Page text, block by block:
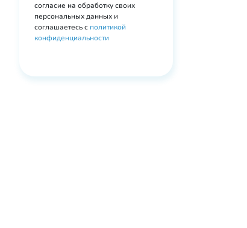
согласие на обработку своих
персональных данных и
соглашаетесь с политикой
конфиденциальности